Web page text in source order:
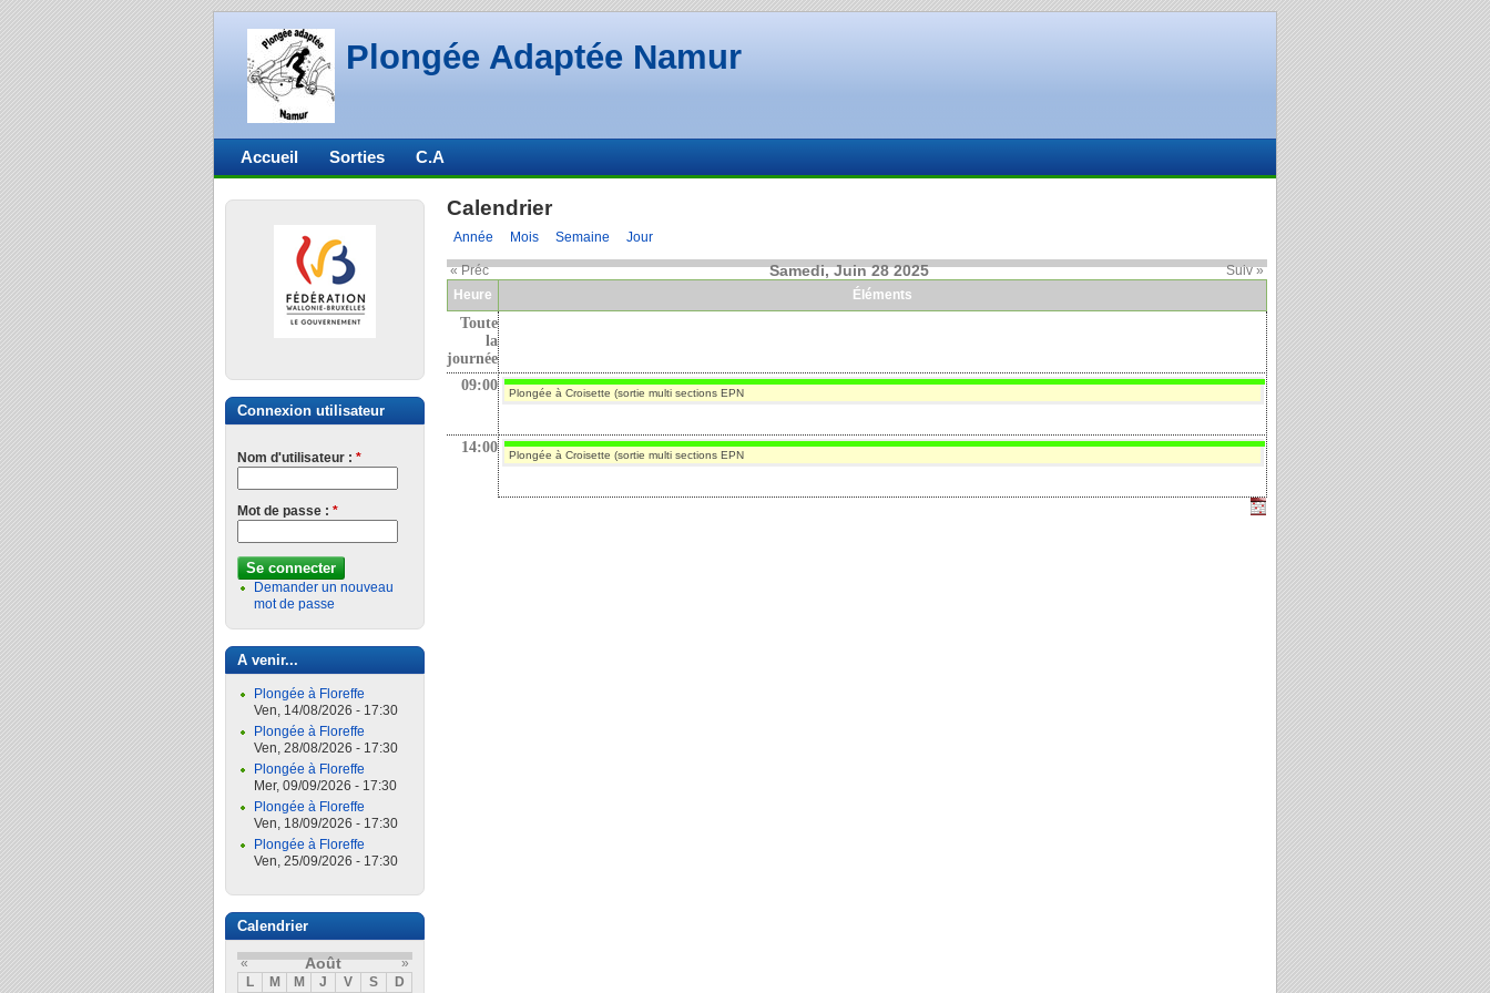
Plongée Adaptée Namur
Calendrier
Année Mois Semaine Jour
« Préc Samedi, Juin 28 2025
Suiv »
Heure
Éléments
Toute
la
journée
09:00
Plongée à Croisette (sortie multi sections EPN
14:00 Plongée à Croisette (sortie multi sections EPN
Accueil Sorties C.A
Connexion utilisateur
Nom d'utilisateur : *
Mot de passe : *
Demander un nouveau
mot de passe
A venir...
Plongée à Floreffe
Ven, 14/08/2026 - 17:30
Plongée à Floreffe
Ven, 28/08/2026 - 17:30
Plongée à Floreffe
Mer, 09/09/2026 - 17:30
Plongée à Floreffe
Ven, 18/09/2026 - 17:30
Plongée à Floreffe
Ven, 25/09/2026 - 17:30
Calendrier
« Août
»
L
M M J V S D